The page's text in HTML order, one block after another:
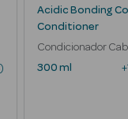
Acidic Bonding
Conditioner
Condicionador
Danificado Ácido
300 ml